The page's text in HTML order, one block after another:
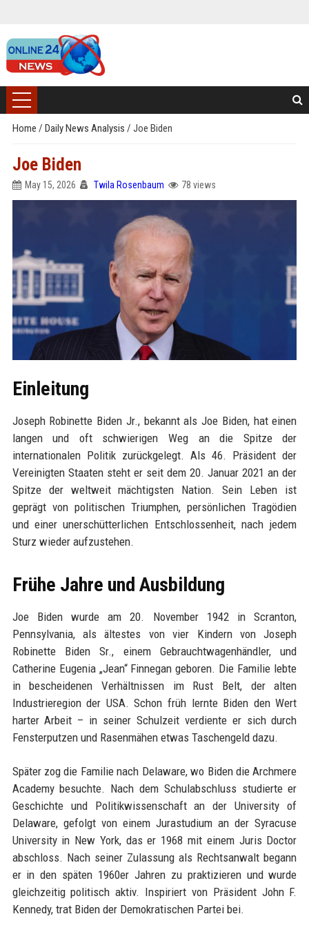
Home / Daily News Analysis / Joe Biden
Joe Biden
May 15, 2026 Twila Rosenbaum 78 views
Einleitung
Joseph Robinette Biden Jr., bekannt als Joe Biden, hat einen
langen und oft schwierigen Weg an die Spitze der
internationalen Politik zurückgelegt. Als 46. Präsident der
Vereinigten Staaten steht er seit dem 20. Januar 2021 an der
Spitze der weltweit mächtigsten Nation. Sein Leben ist
geprägt von politischen Triumphen, persönlichen Tragödien
und einer unerschütterlichen Entschlossenheit, nach jedem
Sturz wieder aufzustehen.
Frühe Jahre und Ausbildung
Joe Biden wurde am 20. November 1942 in Scranton,
Pennsylvania, als ältestes von vier Kindern von Joseph
Robinette Biden Sr., einem Gebrauchtwagenhändler, und
Catherine Eugenia „Jean“ Finnegan geboren. Die Familie lebte
in bescheidenen Verhältnissen im Rust Belt, der alten
Industrieregion der USA. Schon früh lernte Biden den Wert
harter Arbeit – in seiner Schulzeit verdiente er sich durch
Fensterputzen und Rasenmähen etwas Taschengeld dazu.
Später zog die Familie nach Delaware, wo Biden die Archmere
Academy besuchte. Nach dem Schulabschluss studierte er
Geschichte und Politikwissenschaft an der University of
Delaware, gefolgt von einem Jurastudium an der Syracuse
University in New York, das er 1968 mit einem Juris Doctor
abschloss. Nach seiner Zulassung als Rechtsanwalt begann
er in den späten 1960er Jahren zu praktizieren und wurde
gleichzeitig politisch aktiv. Inspiriert von Präsident John F.
Kennedy, trat Biden der Demokratischen Partei bei.